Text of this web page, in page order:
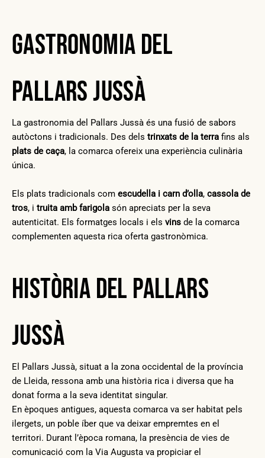
Gastronomia del
Pallars Jussà
La gastronomia del Pallars Jussà és una fusió de sabors
autòctons i tradicionals. Des dels trinxats de la terra fins als
plats de caça, la comarca ofereix una experiència culinària
única.
Els plats tradicionals com escudella i carn d’olla, cassola de
tros, i truita amb farigola són apreciats per la seva
autenticitat. Els formatges locals i els vins de la comarca
complementen aquesta rica oferta gastronòmica.
Història del Pallars
Jussà
El Pallars Jussà, situat a la zona occidental de la província
de Lleida, ressona amb una història rica i diversa que ha
donat forma a la seva identitat singular.
En èpoques antigues, aquesta comarca va ser habitat pels
ilergets, un poble íber que va deixar empremtes en el
territori. Durant l’època romana, la presència de vies de
comunicació com la Via Augusta va propiciar el